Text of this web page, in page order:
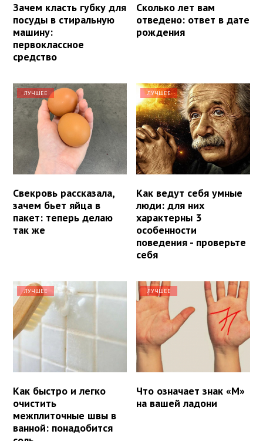
Зачем класть губку для
посуды в стиральную
машину:
первоклассное
средство
Сколько лет вам
отведено: ответ в дате
рождения
ЛУЧШЕЕ
Свекровь рассказала,
зачем бьет яйца в
пакет: теперь делаю
так же
ЛУЧШЕЕ
Как ведут себя умные
люди: для них
характерны 3
особенности
поведения - проверьте
себя
ЛУЧШЕЕ
Как быстро и легко
очистить
межплиточные швы в
ванной: понадобится
ЛУЧШЕЕ
Что означает знак «М»
на вашей ладони